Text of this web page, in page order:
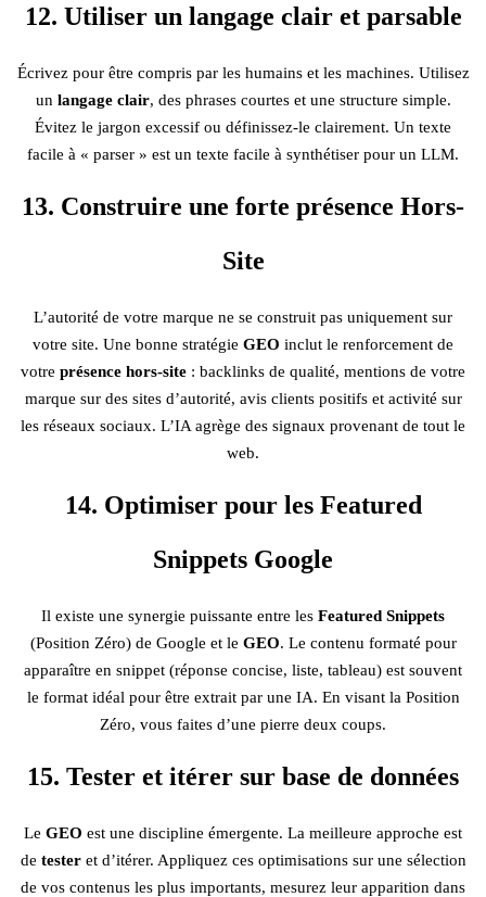
12. Utiliser un langage clair et parsable
Écrivez pour être compris par les humains et les machines. Utilisez
un langage clair, des phrases courtes et une structure simple.
Évitez le jargon excessif ou définissez-le clairement. Un texte
facile à « parser » est un texte facile à synthétiser pour un LLM.
13. Construire une forte présence Hors-
Site
L’autorité de votre marque ne se construit pas uniquement sur
votre site. Une bonne stratégie GEO inclut le renforcement de
votre présence hors-site : backlinks de qualité, mentions de votre
marque sur des sites d’autorité, avis clients positifs et activité sur
les réseaux sociaux. L’IA agrège des signaux provenant de tout le
web.
14. Optimiser pour les Featured
Snippets Google
Il existe une synergie puissante entre les Featured Snippets
(Position Zéro) de Google et le GEO. Le contenu formaté pour
apparaître en snippet (réponse concise, liste, tableau) est souvent
le format idéal pour être extrait par une IA. En visant la Position
Zéro, vous faites d’une pierre deux coups.
15. Tester et itérer sur base de données
Le GEO est une discipline émergente. La meilleure approche est
de testeret d’itérer. Appliquez ces optimisations sur une sélection
de vos contenus les plus importants, mesurez leur apparition dans